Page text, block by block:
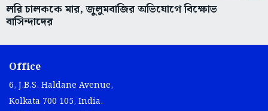
লরি চালককে মার, জুলুমবাজির অভিযোগে বিক্ষোভ
বাসিন্দাদের
Office
6, J.B.S. Haldane Avenue,
Kolkata 700 105, India.